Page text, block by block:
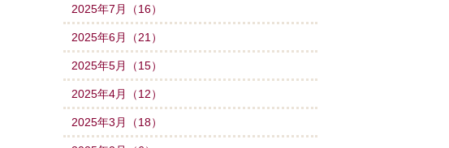
2025年7月（16）
2025年6月（21）
2025年5月（15）
2025年4月（12）
2025年3月（18）